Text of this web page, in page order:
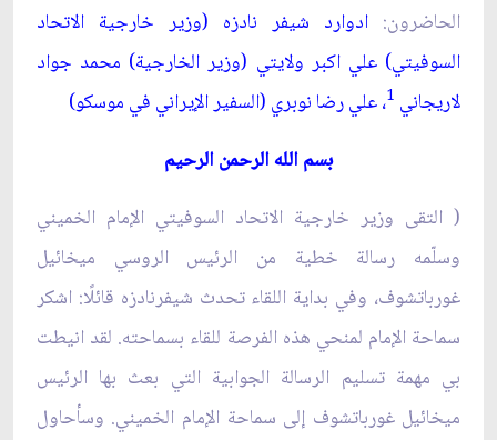
الحاضرون: ادوارد شيفر نادزه (وزير خارجية الاتحاد
السوفيتي) علي اكبر ولايتي (وزير الخارجية) محمد جواد
لاريجاني 1، علي رضا نوبري (السفير الإيراني في موسكو)
بسم الله الرحمن الرحيم
( التقى وزير خارجية الاتحاد السوفيتي الإمام الخميني
وسلّمه رسالة خطية من الرئيس الروسي ميخائيل
غورباتشوف، وفي بداية اللقاء تحدث شيفرنادزه قائلًا: اشكر
سماحة الإمام لمنحي هذه الفرصة للقاء بسماحته. لقد انيطت
بي مهمة تسليم الرسالة الجوابية التي بعث بها الرئيس
ميخائيل غورباتشوف إلى سماحة الإمام الخميني. وسأحاول